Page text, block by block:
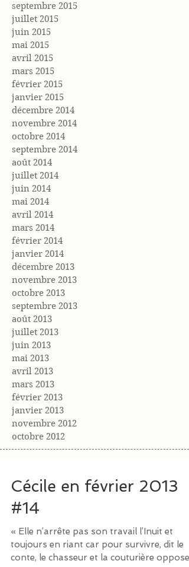
septembre 2015
juillet 2015
juin 2015
mai 2015
avril 2015
mars 2015
février 2015
janvier 2015
décembre 2014
novembre 2014
octobre 2014
septembre 2014
août 2014
juillet 2014
juin 2014
mai 2014
avril 2014
mars 2014
février 2014
janvier 2014
décembre 2013
novembre 2013
octobre 2013
septembre 2013
août 2013
juillet 2013
juin 2013
mai 2013
avril 2013
mars 2013
février 2013
janvier 2013
novembre 2012
octobre 2012
Cécile en février 2013
#14
« Elle n’arrête pas son travail l’Inuit et
toujours en riant car pour survivre, dit le
conte, le chasseur et la couturière